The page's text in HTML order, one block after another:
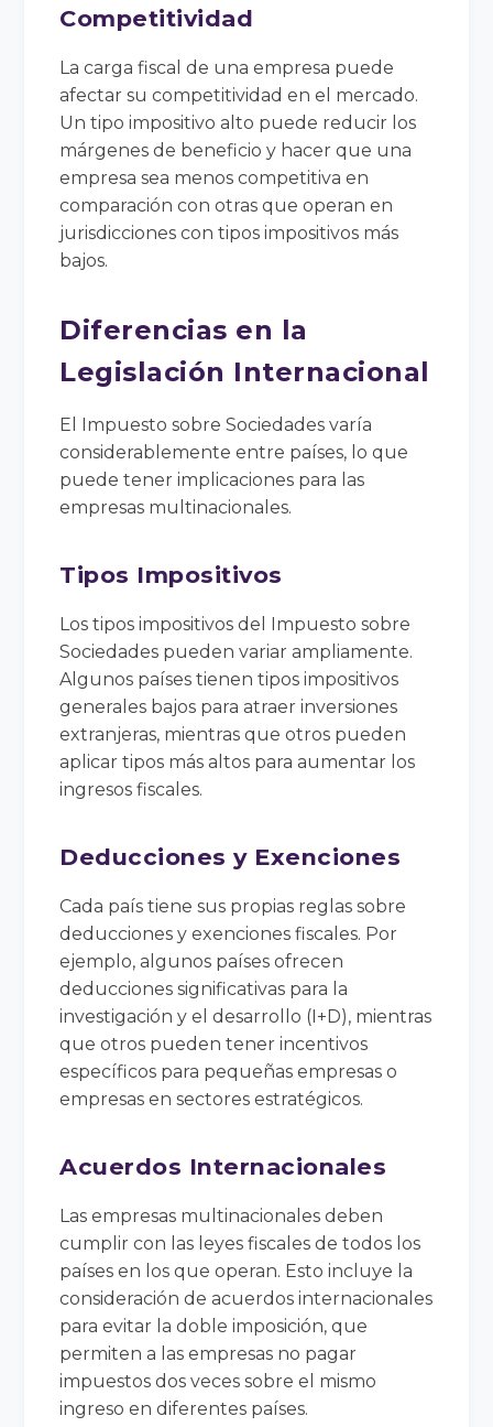
Competitividad
La carga fiscal de una empresa puede
afectar su competitividad en el mercado.
Un tipo impositivo alto puede reducir los
márgenes de beneficio y hacer que una
empresa sea menos competitiva en
comparación con otras que operan en
jurisdicciones con tipos impositivos más
bajos.
Diferencias en la
Legislación Internacional
El Impuesto sobre Sociedades varía
considerablemente entre países, lo que
puede tener implicaciones para las
empresas multinacionales.
Tipos Impositivos
Los tipos impositivos del Impuesto sobre
Sociedades pueden variar ampliamente.
Algunos países tienen tipos impositivos
generales bajos para atraer inversiones
extranjeras, mientras que otros pueden
aplicar tipos más altos para aumentar los
ingresos fiscales.
Deducciones y Exenciones
Cada país tiene sus propias reglas sobre
deducciones y exenciones fiscales. Por
ejemplo, algunos países ofrecen
deducciones significativas para la
investigación y el desarrollo (I+D), mientras
que otros pueden tener incentivos
específicos para pequeñas empresas o
empresas en sectores estratégicos.
Acuerdos Internacionales
Las empresas multinacionales deben
cumplir con las leyes fiscales de todos los
países en los que operan. Esto incluye la
consideración de acuerdos internacionales
para evitar la doble imposición, que
permiten a las empresas no pagar
impuestos dos veces sobre el mismo
ingreso en diferentes países.